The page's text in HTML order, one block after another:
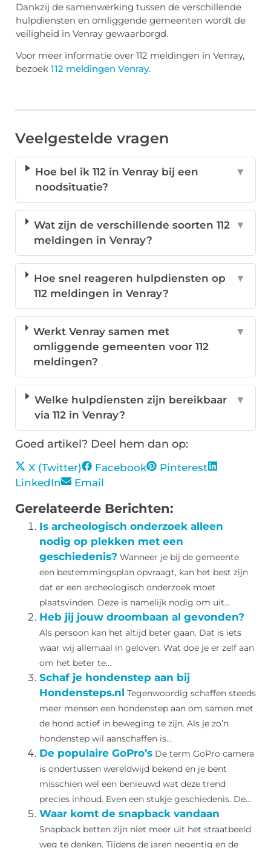
Dankzij de samenwerking tussen de verschillende
hulpdiensten en omliggende gemeenten wordt de
veiligheid in Venray gewaarborgd.
Voor meer informatie over 112 meldingen in Venray,
bezoek 112 meldingen Venray.
Veelgestelde vragen
Hoe bel ik 112 in Venray bij een
noodsituatie?
▼
Wat zijn de verschillende soorten 112
meldingen in Venray?
▼
Hoe snel reageren hulpdiensten op
112 meldingen in Venray?
▼
Werkt Venray samen met
omliggende gemeenten voor 112
meldingen?
▼
Welke hulpdiensten zijn bereikbaar
via 112 in Venray?
▼
Goed artikel? Deel hem dan op:
X (Twitter) Facebook
Pinterest
LinkedIn
Email
Gerelateerde Berichten:
Is archeologisch onderzoek alleen
nodig op plekken met een
geschiedenis? Wanneer je bij de gemeente
een bestemmingsplan opvraagt, kan het best zijn
dat er een archeologisch onderzoek moet
plaatsvinden. Deze is namelijk nodig om uit...
Heb jij jouw droombaan al gevonden?
Als persoon kan het altijd beter gaan. Dat is iets
waar wij allemaal in geloven. Wat doe je er zelf aan
om het beter te...
Schaf je hondenstep aan bij
Hondensteps.nl Tegenwoordig schaffen steeds
meer mensen een hondenstep aan om samen met
de hond actief in beweging te zijn. Als je zo’n
hondenstep wil aanschaffen is...
De populaire GoPro’s De term GoPro camera
is ondertussen wereldwijd bekend en je bent
misschien wel een benieuwd wat deze trend
precies inhoud. Even een stukje geschiedenis. De...
Waar komt de snapback vandaan
Snapback betten zijn niet meer uit het straatbeeld
weg te denken. Tijdens de jaren negentig en de